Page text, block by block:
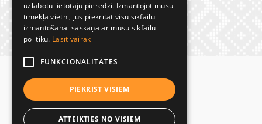
© Preiļu 1. pamatskola
uzlabotu lietotāju pieredzi. Izmantojot mūsu
tīmekļa vietni, jūs piekrītat visu sīkfailu
izmantošanai saskaņā ar mūsu sīkfailu
politiku. Lasīt vairāk
FUNKCIONALITĀTES
PIEKRIST VISIEM
ATTEIKTIES NO VISIEM